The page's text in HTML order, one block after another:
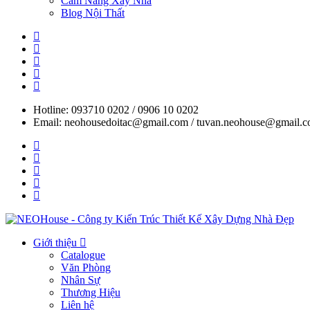
Blog Nội Thất
Hotline: 093710 0202 / 0906 10 0202
Email: neohousedoitac@gmail.com /
Giới thiệu
Catalogue
Văn Phòng
Nhân Sự
Thương Hiệu
Liên hệ